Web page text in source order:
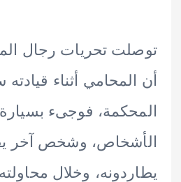
تحريات رجال المباحث
أثناء قيادته سيارته
فوجىء بسيارة
وشخص آخر يقود
وخلال محاولته